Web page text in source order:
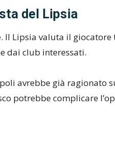
del Lipsia
Il Lipsia valuta il
dai club interessati.
avrebbe già ragionato
potrebbe complicare